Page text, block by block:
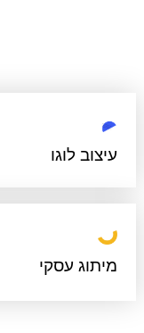
עיצוב לוגו
מיתוג עסקי